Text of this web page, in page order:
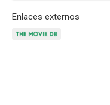
Enlaces externos